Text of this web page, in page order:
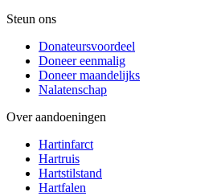
Steun ons
Donateursvoordeel
Doneer eenmalig
Doneer maandelijks
Nalatenschap
Over aandoeningen
Hartinfarct
Hartruis
Hartstilstand
Hartfalen